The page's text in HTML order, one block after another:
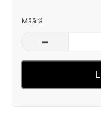
Määrä
–